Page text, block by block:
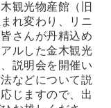
観光物産館（旧
れ変わり、リニ
さんが丹精込め
ルした金木観光
説明会を開催い
などについて説
じますので、出